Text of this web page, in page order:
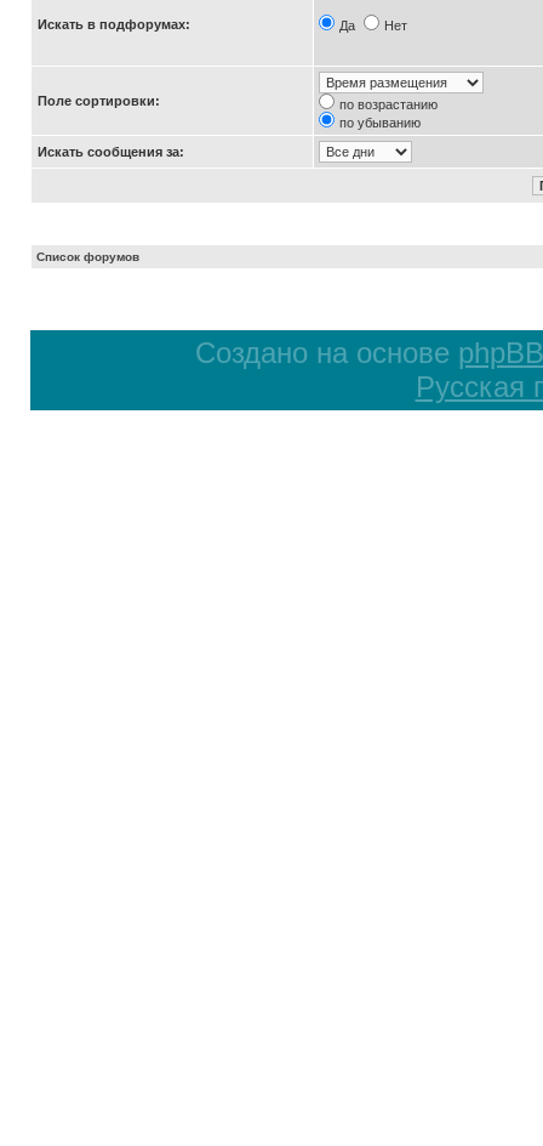
Искать в подфорумах: Да Нет
Поле сортировки:
по возрастанию
по убыванию
Искать сообщения за:
Список форумов
Создано на основе phpBB
Русская